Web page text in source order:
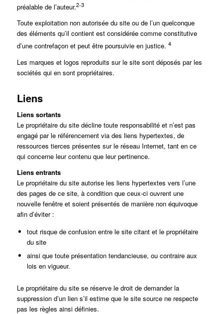
préalable de l’auteur.2-3
Toute exploitation non autorisée du site ou de l’un quelconque
des éléments qu’il contient est considérée comme constitutive
d’une contrefaçon et peut être poursuivie en justice. 4
Les marques et logos reproduits sur le site sont déposés par les
sociétés qui en sont propriétaires.
Liens
Liens sortants
Le propriétaire du site décline toute responsabilité et n’est pas
engagé par le référencement via des liens hypertextes, de
ressources tierces présentes sur le réseau Internet, tant en ce
qui concerne leur contenu que leur pertinence.
Liens entrants
Le propriétaire du site autorise les liens hypertextes vers l’une
des pages de ce site, à condition que ceux-ci ouvrent une
nouvelle fenêtre et soient présentés de manière non équivoque
afin d’éviter :
tout risque de confusion entre le site citant et le propriétaire
du site
ainsi que toute présentation tendancieuse, ou contraire aux
lois en vigueur.
Le propriétaire du site se réserve le droit de demander la
suppression d’un lien s’il estime que le site source ne respecte
pas les règles ainsi définies.